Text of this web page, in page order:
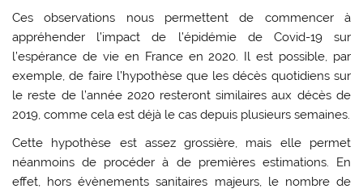
Ces observations nous permettent de commencer à
appréhender l’impact de l’épidémie de Covid-19 sur
l’espérance de vie en France en 2020. Il est possible, par
exemple, de faire l’hypothèse que les décès quotidiens sur
le reste de l’année 2020 resteront similaires aux décès de
2019, comme cela est déjà le cas depuis plusieurs semaines.
Cette hypothèse est assez grossière, mais elle permet
néanmoins de procéder à de premières estimations. En
effet, hors évènements sanitaires majeurs, le nombre de